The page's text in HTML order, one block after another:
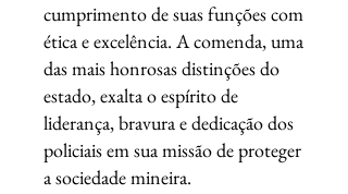
cumprimento de suas funções com
ética e excelência. A comenda, uma
das mais honrosas distinções do
estado, exalta o espírito de
liderança, bravura e dedicação dos
policiais em sua missão de proteger
a sociedade mineira.